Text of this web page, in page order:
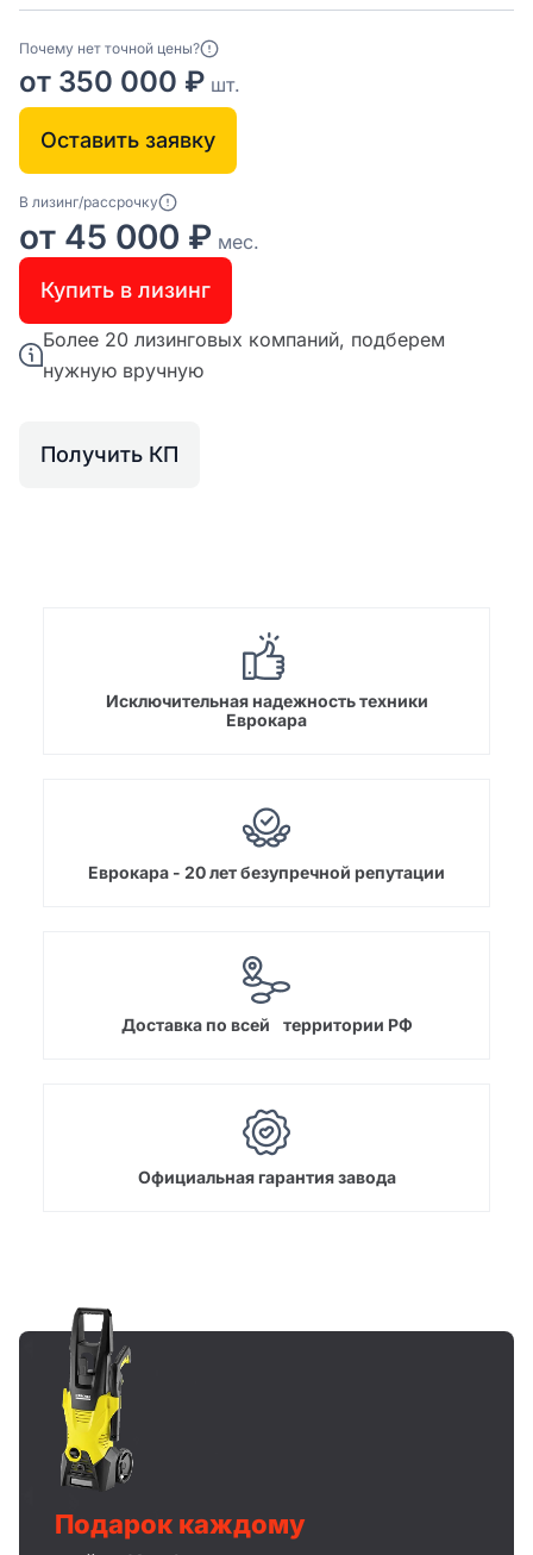
Почему нет точной цены?
от 350 000 ₽ шт.
Оставить заявку
В лизинг/рассрочку
от 45 000 ₽ мес.
Купить в лизинг
Более 20 лизинговых компаний, подберем
нужную вручную
Получить КП
Исключительная надежность техники
Еврокара
Еврокара - 20 лет безупречной репутации
Доставка по всей территории РФ
Официальная гарантия завода
Подарок каждому